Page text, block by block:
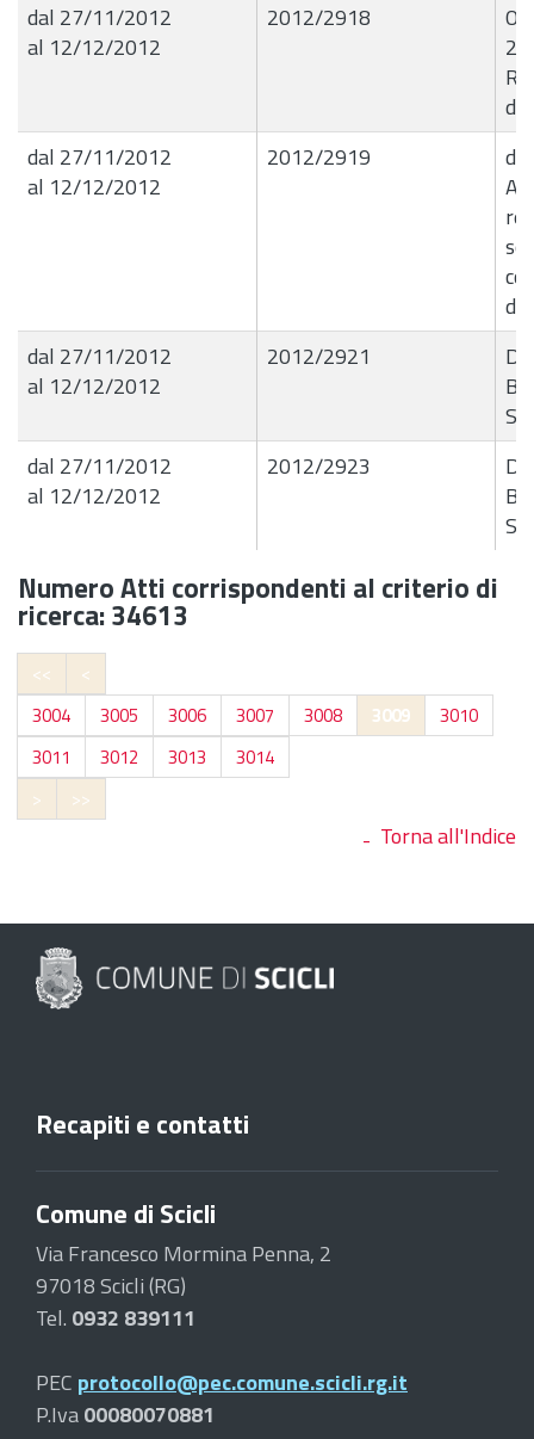
dal 27/11/2012
al 12/12/2012
2012/2918
dal 27/11/2012
al 12/12/2012
2012/2919
dal 27/11/2012
al 12/12/2012
2012/2921
dal 27/11/2012
al 12/12/2012
2012/2923
Numero Atti corrispondenti al criterio di
ricerca: 34613
<<
<
3004
3005 3006 3007 3008 3009
3010
3011
3012 3013
3014
>
>>
Torna all'Indice
Recapiti e contatti
Comune di Scicli
Via Francesco Mormina Penna, 2
97018 Scicli (RG)
Tel. 0932 839111
PEC protocollo@pec.comune.scicli.rg.it
P.Iva00080070881